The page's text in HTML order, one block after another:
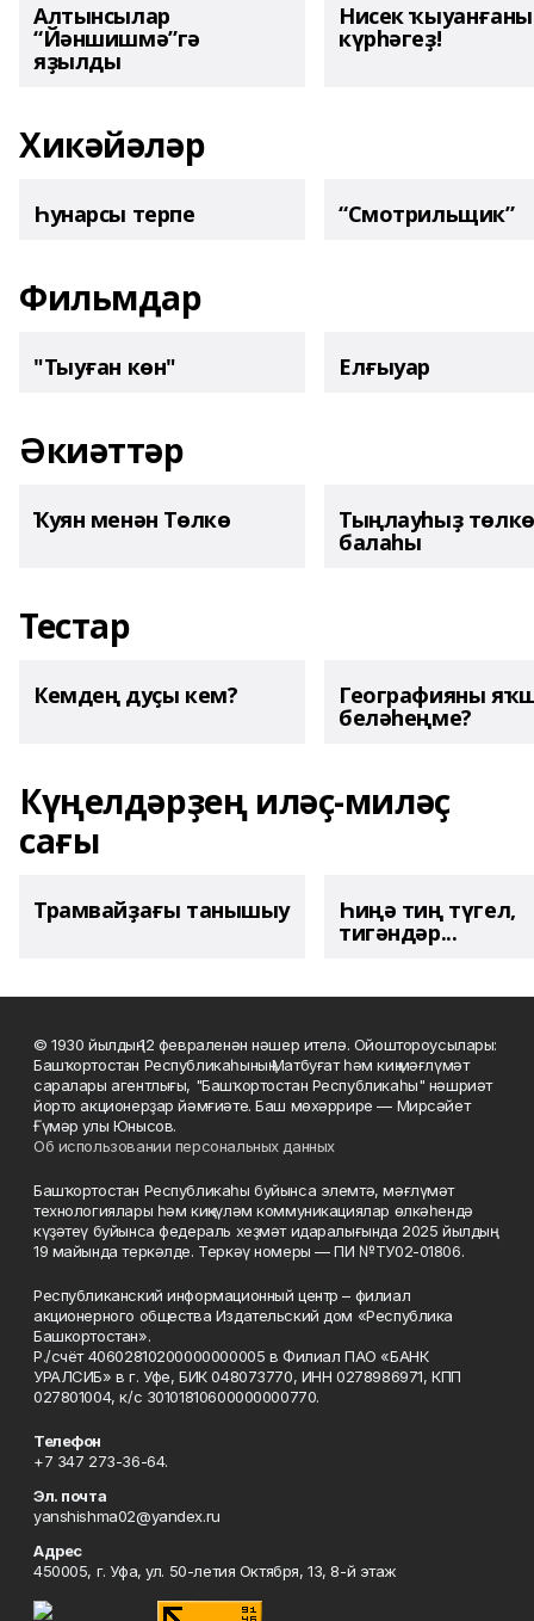
Алтынсылар
“Йәншишмә”гә
яҙылды
Нисек
күрһәгеҙ!
Хикәйәләр
Һунарсы терпе “Смотрильщик”
Фильмдар
"Тыуған көн" Елғыуар
Әкиәттәр
Ҡуян менән Төлкө Тыңлауһыҙ төлкө
балаһы
Тестар
Кемдең дуҫы кем? Географияны
беләһеңме?
Күңелдәрҙең иләҫ-миләҫ
сағы
Трамвайҙағы танышыу Һиңә тиң түгел,
тигәндәр...
© 1930 йылдың 12 февраленән нәшер ителә. Ойоштороусылары:
Башҡортостан Республикаһының Матбуғат һәм киң мәғлүмәт
саралары агентлығы, "Башҡортостан Республикаһы" нәшриәт
йорто акционерҙар йәмғиәте. Баш мөхәррире — Мирсәйет
Ғүмәр улы Юнысов.
Об использовании персональных данных
Башҡортостан Республикаһы буйынса элемтә, мәғлүмәт
технологиялары һәм киңкүләм коммуникациялар өлкәһендә
күҙәтеү буйынса федераль хеҙмәт идаралығында 2025 йылдың
19 майында теркәлде. Теркәү номеры — ПИ №ТУ02-01806.
Республиканский информационный центр – филиал
акционерного общества Издательский дом «Республика
Башкортостан».
Р./счёт 40602810200000000005 в Филиал ПАО «БАНК
УРАЛСИБ» в г. Уфе, БИК 048073770, ИНН 0278986971, КПП
027801004, к/с 30101810600000000770.
Телефон
+7 347 273-36-64.
Эл. почта
yanshishma02@yandex.ru
Адрес
450005, г. Уфа, ул. 50-летия Октября, 13, 8-й этаж